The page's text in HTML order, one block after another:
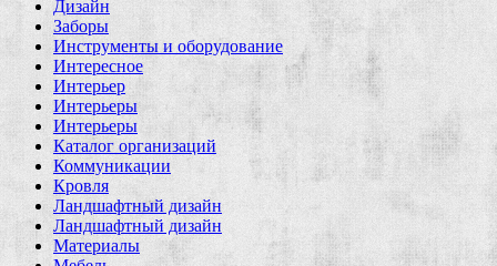
Дизайн
Заборы
Инструменты и оборудование
Интересное
Интерьер
Интерьеры
Интерьеры
Каталог организаций
Коммуникации
Кровля
Ландшафтный дизайн
Ландшафтный дизайн
Материалы